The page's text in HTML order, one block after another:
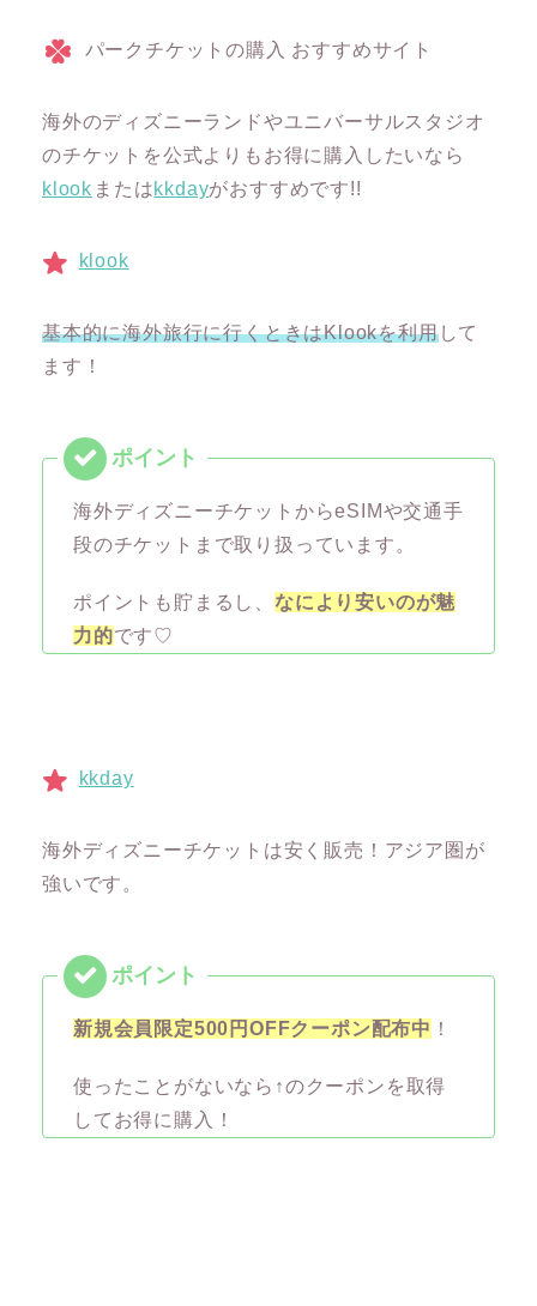
パークチケットの購入 おすすめサイト
海外のディズニーランドやユニバーサルスタジオ
のチケットを公式よりもお得に購入したいなら
klook またはkkdayがおすすめです!!
klook
基本的に海外旅行に行くときはKlookを利用して
ます！
海外ディズニーチケットからeSIMや交通手
段のチケットまで取り扱っています。
ポイントも貯まるし、 なにより安いのが魅
力的です♡
kkday
海外ディズニーチケットは安く販売！アジア圏が
強いです。
新規会員限定500円OFFクーポン配布中 ！
使ったことがないなら↑のクーポンを取得
してお得に購入！